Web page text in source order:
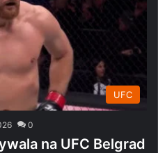
UFC
0
na UFC Belgrad